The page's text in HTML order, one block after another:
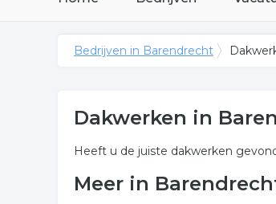
Bedrijven in Barendrecht
Dakwerken in
Heeft u de juiste dakwerken
Meer in